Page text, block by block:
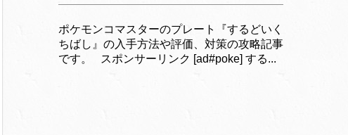
ポケモンコマスターのプレート『するどいく
ちばし』の入手方法や評価、対策の攻略記事
です。 スポンサーリンク [ad#poke] する...